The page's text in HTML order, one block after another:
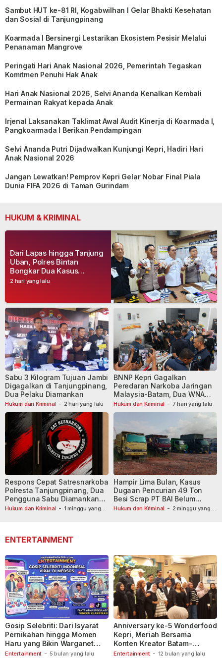
Sambut HUT ke-81 RI, Kogabwilhan I Gelar Bhakti Kesehatan
dan Sosial di Tanjungpinang
Koarmada I Bersinergi Lestarikan Ekosistem Pesisir Melalui
Penanaman Mangrove
Peringati Hari Anak Nasional 2026, Pemerintah Tegaskan
Komitmen Penuhi Hak Anak
Hari Anak Nasional 2026, Selvi Ananda Kenalkan Kembali
Permainan Rakyat kepada Anak
Irjenal Laksanakan Taklimat Awal Audit Kinerja di Koarmada I,
Pangkoarmada I Berikan Pendampingan
Selvi Ananda Putri Dijadwalkan Kunjungi Kepri, Hadiri Hari
Anak Nasional 2026
Jangan Lewatkan! Pemprov Kepri Gelar Nobar Final Piala
Dunia FIFA 2026 di Taman Gurindam
HUKUM & KRIMINAL
2 hari yang lalu
Dari Lapas hingga Tanjung
Uban, Polres Bintan
Bongkar Dua Kasus
Narkoba, Empat Tersangka
Hukum dan Kriminal - 2 hari yang lalu
Sabu 3 Kilogram Tujuan Jambi
Digagalkan di Tanjungpinang,
Dua Pelaku Diamankan
Hukum dan Kriminal - 7 hari yang lalu
BNNP Kepri Gagalkan
Peredaran Narkoba Jaringan
Malaysia-Batam, Dua WNA
Masih Diburu
Hukum dan Kriminal - 1 minggu yang
Respons Cepat Satresnarkoba
Polresta Tanjungpinang, Dua
Pengguna Sabu Diamankan
Usai Dilaporkan ke Call Center
Hukum dan Kriminal - 2 minggu yang
Hampir Lima Bulan, Kasus
Dugaan Pencurian 49 Ton
Besi Scrap PT BAI Belum
Tetapkan Tersangka
ENTERTAINMENT
Entertainment - 5 bulan yang lalu
Gosip Selebriti: Dari Isyarat
Pernikahan hingga Momen
Haru yang Bikin Warganet
Berspekulasi
Entertainment - 12 bulan yang lalu
Anniversary ke-5 Wonderfood
Kepri, Meriah Bersama
Konten Kreator Batam-
Tanjungpinang